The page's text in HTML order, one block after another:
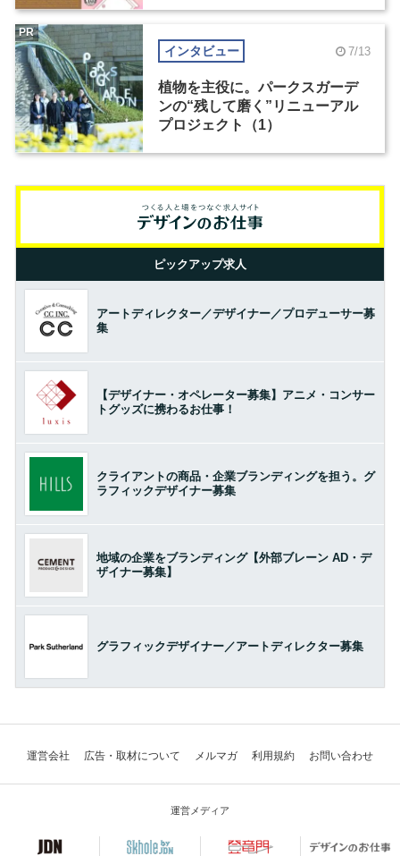
インタビュー 7/13
植物を主役に。パークスガーデ
ンの“残して磨く”リニューアル
プロジェクト（1）
PR
ピックアップ求人
アートディレクター／デザイナー／プロデューサー募
集
【デザイナー・オペレーター募集】アニメ・コンサー
トグッズに携わるお仕事！
クライアントの商品・企業ブランディングを担う。グ
ラフィックデザイナー募集
地域の企業をブランディング【外部ブレーン AD・デ
ザイナー募集】
グラフィックデザイナー／アートディレクター募集
運営会社 広告・取材について メルマガ 利用規約 お問い合わせ
運営メディア